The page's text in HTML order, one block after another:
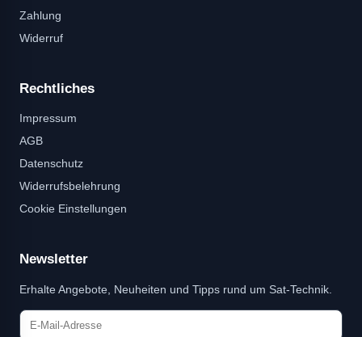
Zahlung
Widerruf
Rechtliches
Impressum
AGB
Datenschutz
Widerrufsbelehrung
Cookie Einstellungen
Newsletter
Erhalte Angebote, Neuheiten und Tipps rund um Sat-Technik.